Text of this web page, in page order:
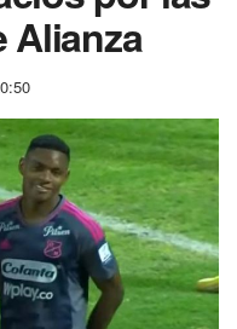
Alianza